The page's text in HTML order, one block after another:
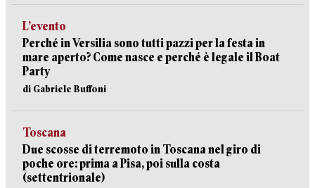
L’evento
Perché in Versilia sono tutti pazzi per la festa in
mare aperto? Come nasce e perché è legale il Boat
Party
di Gabriele Buffoni
Toscana
Due scosse di terremoto in Toscana nel giro di
poche ore: prima a Pisa, poi sulla costa
(settentrionale)